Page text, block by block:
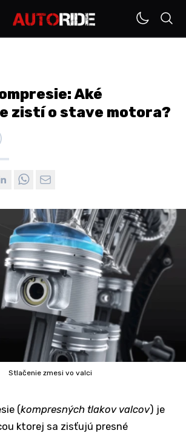
Aké
zistí o stave motora?
Stlačenie zmesi vo valci
(kompresných tlakov valcov) je
ktorej sa zisťujú presné